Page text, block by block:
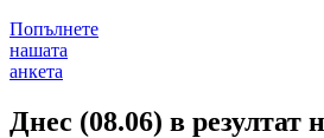
Попълнете
нашата
анкета
Днес (08.06) в